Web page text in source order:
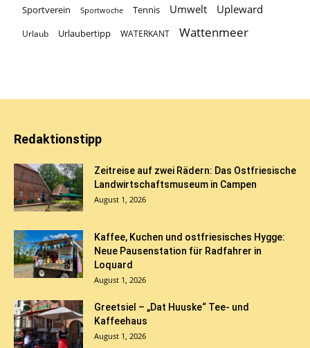
Sportverein Sportwoche Tennis Umwelt Upleward
Urlaub Urlaubertipp WATERKANT Wattenmeer
Redaktionstipp
Zeitreise auf zwei Rädern: Das Ostfriesische
Landwirtschaftsmuseum in Campen
August 1, 2026
Kaffee, Kuchen und ostfriesisches Hygge:
Neue Pausenstation für Radfahrer in
Loquard
August 1, 2026
Greetsiel – „Dat Huuske“ Tee- und
Kaffeehaus
August 1, 2026